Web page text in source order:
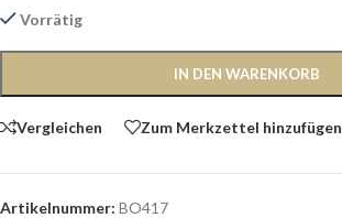
Vorrätig
IN DEN WARENKORB
Vergleichen Zum Merkzettel hinzufügen
Artikelnummer: BO417